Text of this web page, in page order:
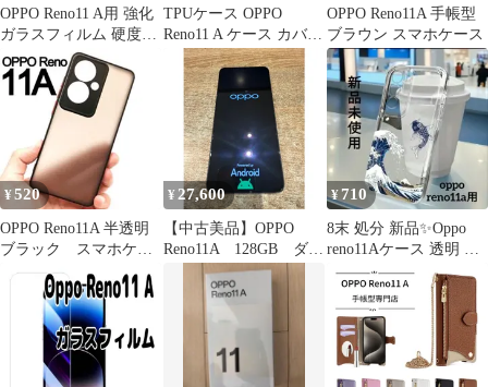
OPPO Reno11 A用 強化
ガラスフィルム 硬度9H
保護フィルム 液晶画面
保護
TPUケース OPPO
Reno11 A ケース カバー
TPU スーパークリア 透
明 OPPO Reno11A スマ
ホケース オッポ リノ
11a ソフト スマホカバ
ー Reno 11A A401OP
CPH2603 SIMフリー
OPPO Reno11A 手帳型
ブラウン スマホケース
¥520
OPPO Reno11A 半透明
ブラック スマホケー
¥ 27,600
【中古美品】OPPO
Reno11A 128GB ダー
クグリーン SIMフリ
ー A401OP A243
¥ 710
8末 処分 新品✨Oppo
reno11Aケース 透明 浮
世絵 和風デザイン